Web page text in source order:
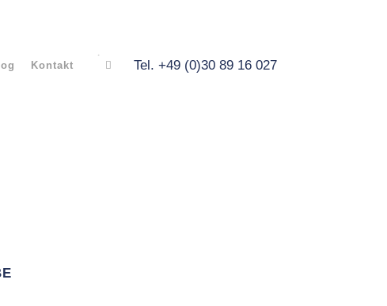
Tel. +49 (0)30 89 16 027
Kontakt